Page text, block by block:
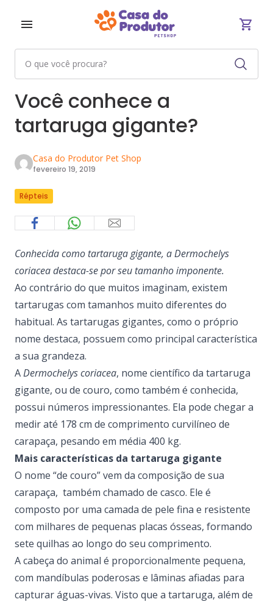
Você conhece a
tartaruga gigante?
Casa do Produtor Pet Shop
fevereiro 19, 2019
Répteis
Conhecida como tartaruga gigante, a Dermochelys
coriacea destaca-se por seu tamanho imponente.
Ao contrário do que muitos imaginam, existem
tartarugas com tamanhos muito diferentes do
habitual. As tartarugas gigantes, como o próprio
nome destaca, possuem como principal característica
a sua grandeza.
ADermochelys coriacea, nome científico da tartaruga
gigante, ou de couro, como também é conhecida,
possui números impressionantes. Ela pode chegar a
medir até 178 cm de comprimento curvilíneo de
carapaça, pesando em média 400 kg.
Mais características da tartaruga gigante
O nome “de couro” vem da composição de sua
carapaça, também chamado de casco. Ele é
composto por uma camada de pele fina e resistente
com milhares de pequenas placas ósseas, formando
sete quilhas ao longo do seu comprimento.
A cabeça do animal é proporcionalmente pequena,
com mandíbulas poderosas e lâminas afiadas para
capturar águas-vivas. Visto que a tartaruga, além de